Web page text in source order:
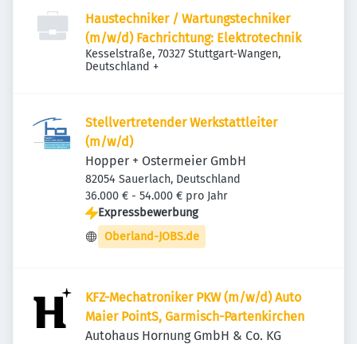
Haustechniker / Wartungstechniker
(m/w/d) Fachrichtung: Elektrotechnik
Kesselstraße, 70327 Stuttgart-Wangen,
Deutschland +
Stellvertretender Werkstattleiter
(m/w/d)
Hopper + Ostermeier GmbH
82054 Sauerlach, Deutschland
36.000 € - 54.000 € pro Jahr
Expressbewerbung
Oberland-JOBS.de
KFZ-Mechatroniker PKW (m/w/d) Auto
Maier PointS, Garmisch-Partenkirchen
Autohaus Hornung GmbH & Co. KG